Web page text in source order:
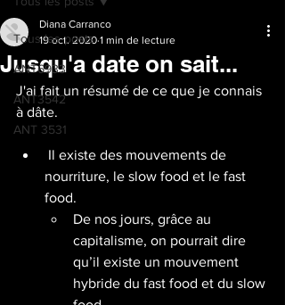
Tous les posts
ANT6933
ANT3542
ANT 3531
Jusqu'a date on sait...
Diana Carranco
19 oct. 2020 1 min de lecture
J'ai fait un résumé de ce que je connais
à dâte.
nourriture, le slow food et le fast
food.
De nos jours, grâce au
capitalisme, on pourrait dire
qu’il existe un mouvement
hybride du fast food et du slow